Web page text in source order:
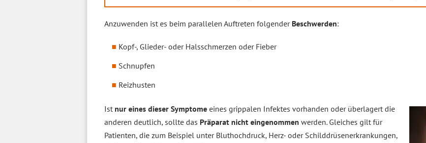
Anzuwenden ist es beim parallelen Auftreten folgender Beschwerden:
Kopf-, Glieder- oder Halsschmerzen oder Fieber
Schnupfen
Reizhusten
Ist nur eines dieser Symptome eines grippalen Infektes vorhanden oder überlagert die
anderen deutlich, sollte das Präparat nicht eingenommen werden. Gleiches gilt für
Patienten, die zum Beispiel unter Bluthochdruck, Herz- oder Schilddrüsenerkrankungen,